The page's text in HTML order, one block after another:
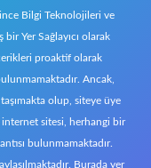
Bilgi Teknolojileri ve
Yer Sağlayıcı olarak
proaktif olarak
Ancak,
olup, siteye üye
sitesi, herhangi bir
bulunmamaktadır.
Burada yer